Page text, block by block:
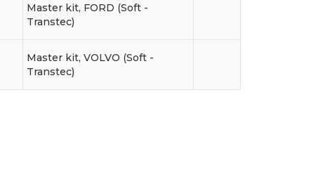
Master kit, FORD (Soft -
Transtec)
Master kit, VOLVO (Soft -
Transtec)